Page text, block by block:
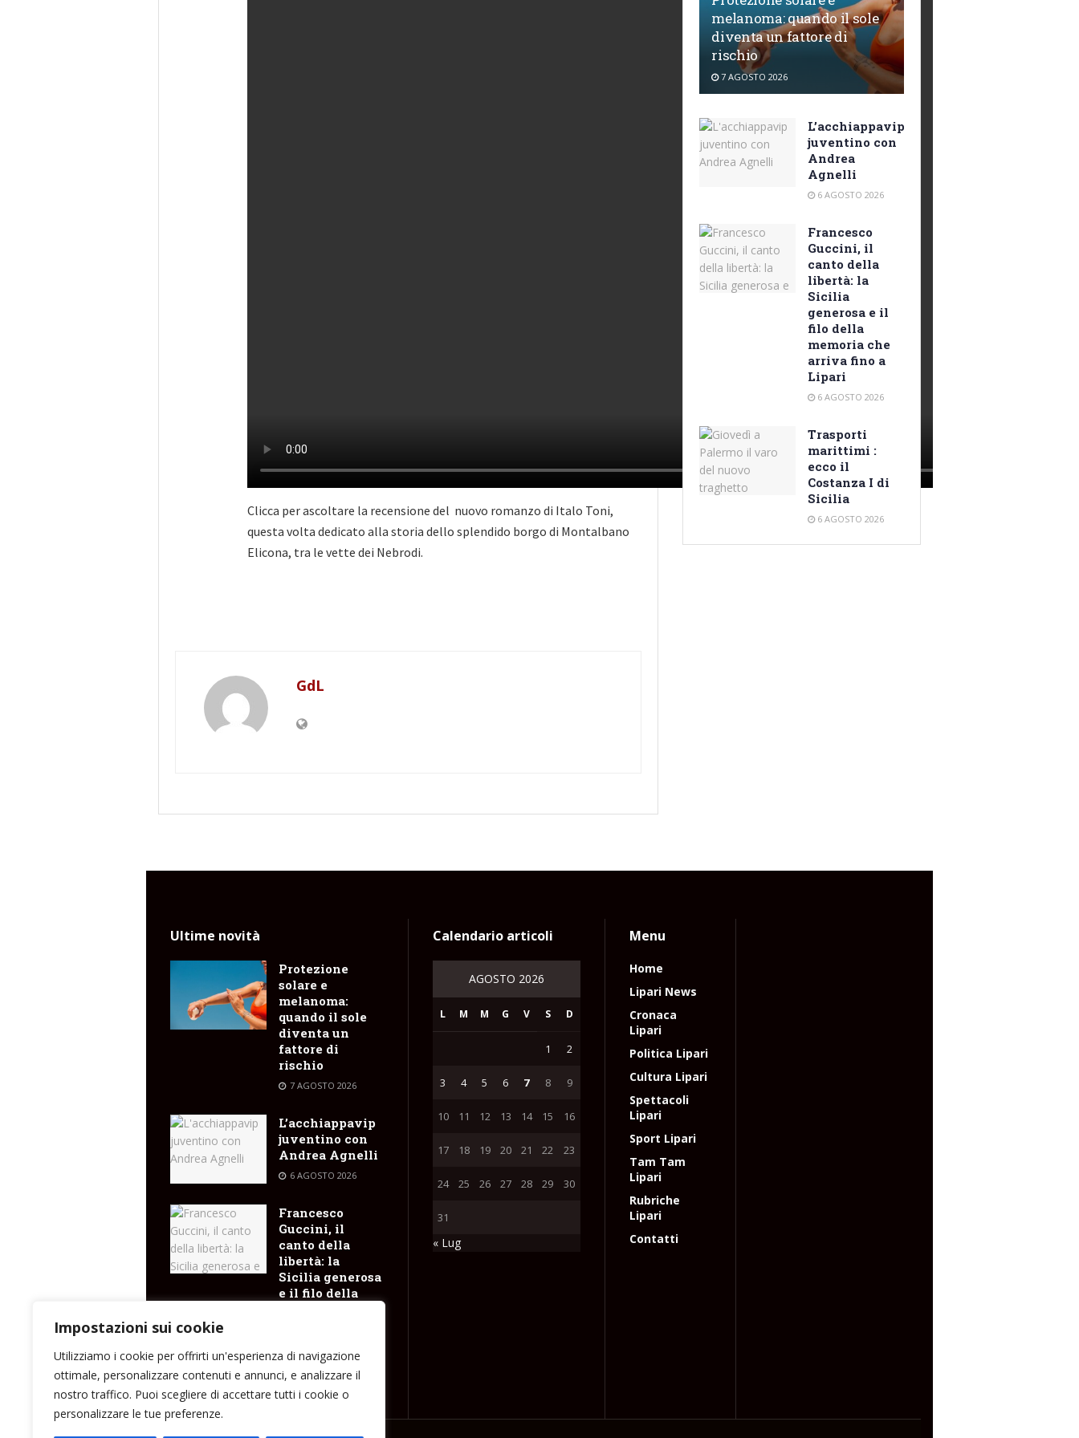
Impostazioni sui cookie
Utilizziamo i cookie per offrirti un'esperienza di navigazione
ottimale, personalizzare contenuti e annunci, e analizzare il
nostro traffico. Puoi scegliere di accettare tutti i cookie o
personalizzare le tue preferenze.
Clicca per ascoltare la recensione del nuovo romanzo di Italo Toni,
questa volta dedicato alla storia dello splendido borgo di Montalbano
Elicona, tra le vette dei Nebrodi.
GdL
melanoma: quando il sole
diventa un fattore di
rischio
7 AGOSTO 2026
L’acchiappavip
juventino con
Andrea
Agnelli
6 AGOSTO 2026
Francesco
Guccini, il
canto della
libertà: la
Sicilia
generosa e il
filo della
memoria che
arriva fino a
Lipari
6 AGOSTO 2026
Trasporti
marittimi :
ecco il
Costanza I di
Sicilia
6 AGOSTO 2026
Ultime novità
Protezione
solare e
melanoma:
quando il sole
diventa un
fattore di
rischio
7 AGOSTO 2026
L’acchiappavip
juventino con
Andrea Agnelli
6 AGOSTO 2026
Francesco
Guccini, il
canto della
libertà: la
Sicilia generosa
e il filo della
6 AGOSTO 2026
Calendario articoli
AGOSTO 2026
L M M G V S D
1 2
3 4 5 6 7 8 9
10 11 12 13 14 15 16
17 18 19 20 21 22 23
24 25 26 27 28 29 30
31
« Lug
Menu
Home
Lipari News
Cronaca
Lipari
Politica Lipari
Cultura Lipari
Spettacoli
Lipari
Sport Lipari
Tam Tam
Lipari
Rubriche
Lipari
Contatti